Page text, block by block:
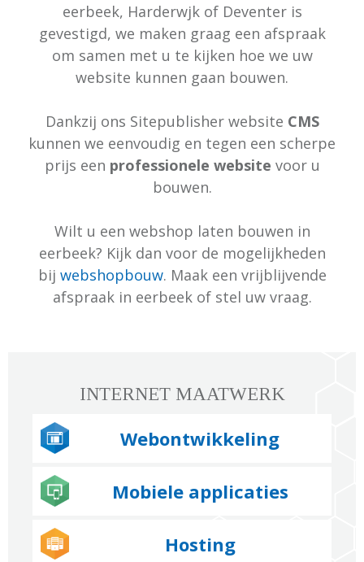
eerbeek, Harderwjk of Deventer is
gevestigd, we maken graag een afspraak
om samen met u te kijken hoe we uw
website kunnen gaan bouwen.
Dankzij ons Sitepublisher website CMS
kunnen we eenvoudig en tegen een scherpe
prijs een professionele website voor u
bouwen.
Wilt u een webshop laten bouwen in
eerbeek? Kijk dan voor de mogelijkheden
bij webshopbouw. Maak een vrijblijvende
afspraak in eerbeek of stel uw vraag.
INTERNET MAATWERK
Webontwikkeling
Mobiele applicaties
Hosting